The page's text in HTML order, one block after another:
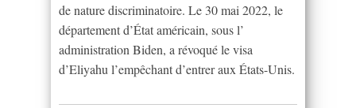
de nature discriminatoire. Le 30 mai 2022, le
département d’État américain, sous l’
administration Biden, a révoqué le visa
d’Eliyahu l’empêchant d’entrer aux États-Unis.